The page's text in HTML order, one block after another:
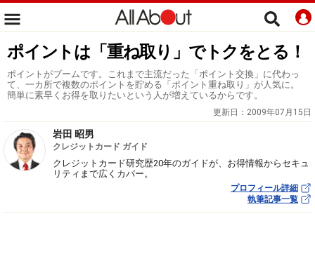
ポイントは「重ね取り」でトクをとる！
ポイントがブームです。これまで主流だった「ポイント交換」に代わっ
て、一カ所で複数のポイントを貯める「ポイント重ね取り」が人気に。
簡単に素早くお得を取りたいという人が増えているからです。
更新日： 2009年07月15日
岩田 昭男
クレジットカード ガイド
クレジットカード研究歴20年のガイドが、お得情報からセキュ
リティまで広くカバー。
プロフィール詳細
執筆記事一覧